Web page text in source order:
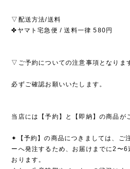
▽配送方法/送料
✤ヤマト宅急便 / 送料一律 580円
▽ご予約についての注意事項となりま
必ずご確認お願いいたします。
当店には【予約】と【即納】の商品が
✦【予約】の商品につきましては、ご
ーへ発注するため、お届けまでに2〜
おります。